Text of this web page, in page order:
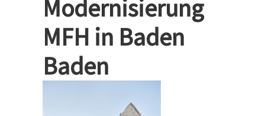
Modernisierung
MFH in Baden
Baden